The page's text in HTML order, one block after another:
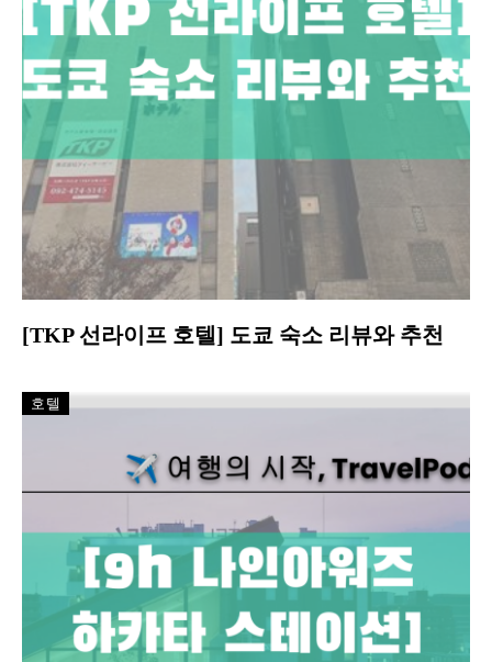
[TKP 선라이프 호텔] 도쿄 숙소 리뷰와 추천
호텔